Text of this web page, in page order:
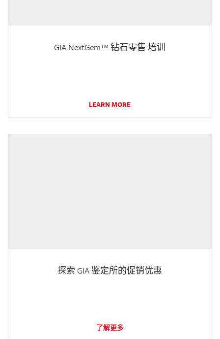
GIA NextGem™ 钻石零售 培训
LEARN MORE
探索 GIA 鉴定所的促销优惠
了解更多